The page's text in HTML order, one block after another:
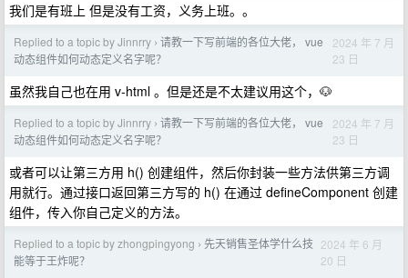
我们是有班上 但是没有工资，义务上班。。
Replied to a topic by Jinnrry › 请教一下写前端的各位大佬， vue
动态组件如何动态定义名字呢？
2024 年 7 月
23 日
虽然我自己也在用 v-html 。但是还是不太建议用这个，🐶
Replied to a topic by Jinnrry › 请教一下写前端的各位大佬， vue
动态组件如何动态定义名字呢？
2024 年 7 月
23 日
或者可以让第三方用 h() 创建组件，然后你封装一些方法供第三方调
用就行。通过接口返回第三方写的 h() 在通过 defineComponent 创建
组件，传入你自己定义的方法。
Replied to a topic by zhongpingyong › 先天销售圣体学什么技
能等于王炸呢？
2024 年 6 月
20 日